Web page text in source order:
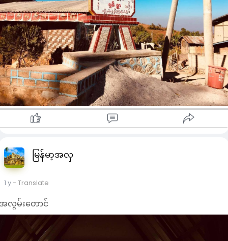
မြန်မာ့အလှ
1 y- Translate
လွမ်းတောင်